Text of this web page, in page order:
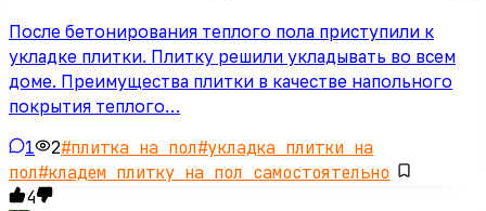
После бетонирования теплого пола приступили к
укладке плитки. Плитку решили укладывать во всем
доме. Преимущества плитки в качестве напольного
покрытия теплого…
1 2#плитка на пол#укладка плитки на
пол#кладем плитку на пол самостоятельно
4